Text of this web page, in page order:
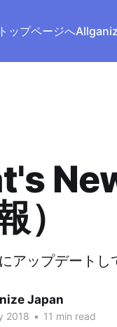
ップページへ
）
アップデートし
Japan
2018 • 11 min read